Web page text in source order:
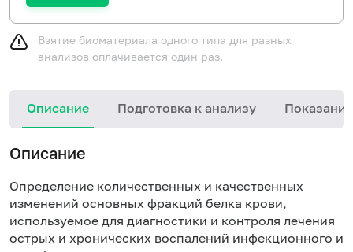
Взятие биоматериала одного типа для разных
анализов оплачивается один раз.
Описание Подготовка к анализу
Описание
Определение количественных и качественных
изменений основных фракций белка крови,
используемое для диагностики и контроля лечения
острых и хронических воспалений инфекционного и